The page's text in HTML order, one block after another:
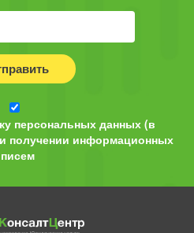
персональных данных (в
получении информационных
писем